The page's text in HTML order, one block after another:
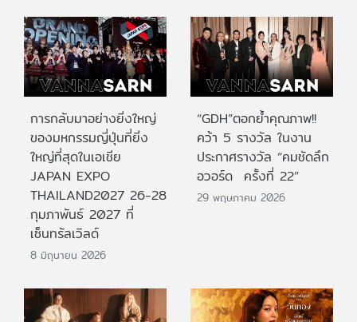
การกลับมาอย่างยิ่งใหญ่
ของมหกรรมญี่ปุ่นที่ยิ่ง
ใหญ่ที่สุดในเอเชีย
JAPAN EXPO
THAILAND2027 26-28
กุมภาพันธ์ 2027 ที่
เซ็นทรัลเวิลด์
8 มิถุนายน 2026
“GDH”ตอกย้ำคุณภาพ!!
คว้า 5 รางวัล ในงาน
ประกาศรางวัล “คมชัดลึก
อวอร์ด ครั้งที่ 22”
29 พฤษภาคม 2026